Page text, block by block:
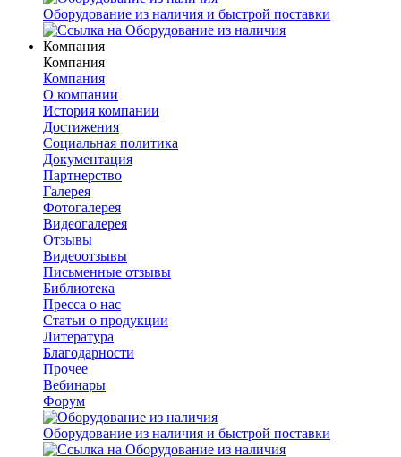
Оборудование из наличия и быстрой поставки
Компания
Компания
Компания
О компании
История компании
Достижения
Социальная политика
Документация
Партнерство
Галерея
Фотогалерея
Видеогалерея
Отзывы
Видеоотзывы
Письменные отзывы
Библиотека
Пресса о нас
Статьи о продукции
Литература
Благодарности
Прочее
Вебинары
Форум
Оборудование из наличия и быстрой поставки